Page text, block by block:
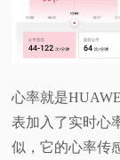
心率就是
表加入了实时心
似，它的心率传